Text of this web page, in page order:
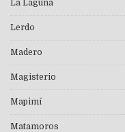
La Laguna
Lerdo
Madero
Magisterio
Mapimí
Matamoros